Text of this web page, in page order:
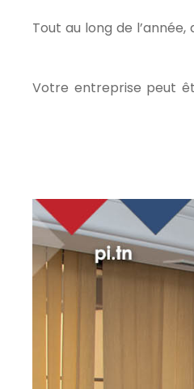
Tout au long de
Votre entreprise peut